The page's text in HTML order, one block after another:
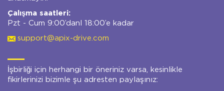
Çalışma saatleri:
Pzt - Cum 9:00’danl 18:00’e kadar
support@apix-drive.com
İşbirliği için herhangi bir öneriniz varsa, kesinlikle
fikirlerinizi bizimle şu adresten paylaşınız: